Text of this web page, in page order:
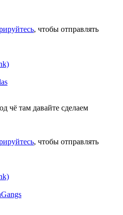
, чтобы отправлять
чё там давайте сделаем
, чтобы отправлять